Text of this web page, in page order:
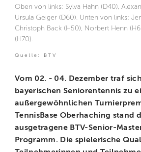
Oben von links: Sylva Hahn (D40),
Ursula Geiger (D60). Unten von links:
Christoph Back (H50), Norbert Henn
(H70).
Quelle: BTV
Vom 02. - 04. Dezember traf
bayerischen Seniorentennis zu
außergewöhnlichen
TennisBase Oberhaching stand
ausgetragene BTV-Senior-
Programm. Die spielerische